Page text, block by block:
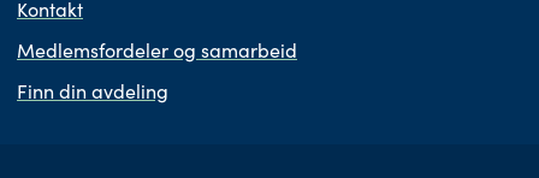
Kontakt
Medlemsfordeler og samarbeid
Finn din avdeling